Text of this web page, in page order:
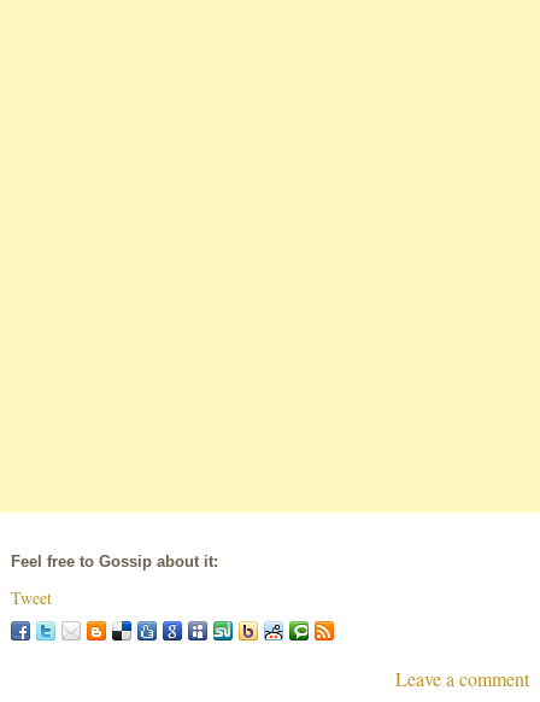
Feel free to Gossip about it:
Tweet
Leave a comment